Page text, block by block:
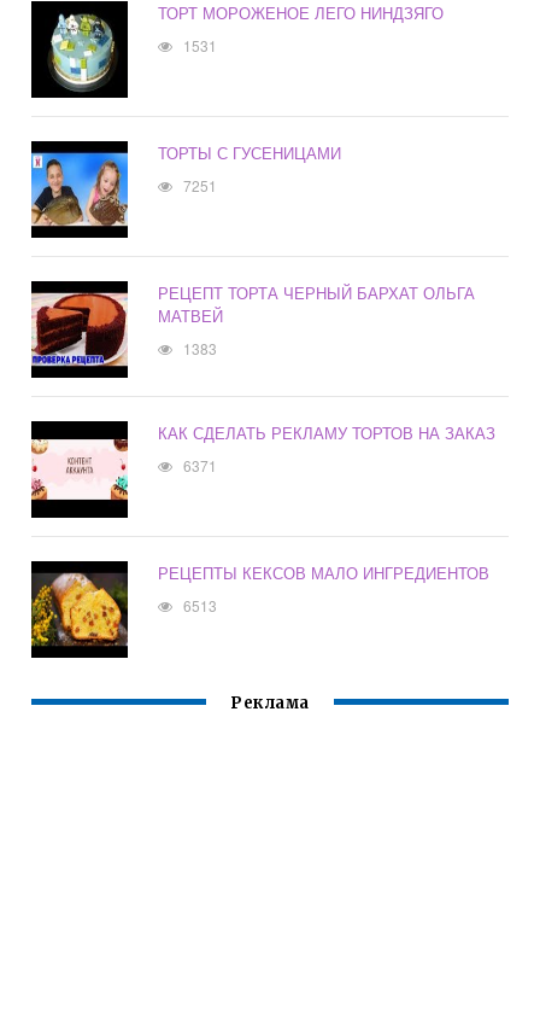
ТОРТ МОРОЖЕНОЕ ЛЕГО НИНДЗЯГО
1531
ТОРТЫ С ГУСЕНИЦАМИ
7251
РЕЦЕПТ ТОРТА ЧЕРНЫЙ БАРХАТ ОЛЬГА
МАТВЕЙ
1383
КАК СДЕЛАТЬ РЕКЛАМУ ТОРТОВ НА ЗАКАЗ
6371
РЕЦЕПТЫ КЕКСОВ МАЛО ИНГРЕДИЕНТОВ
6513
Реклама